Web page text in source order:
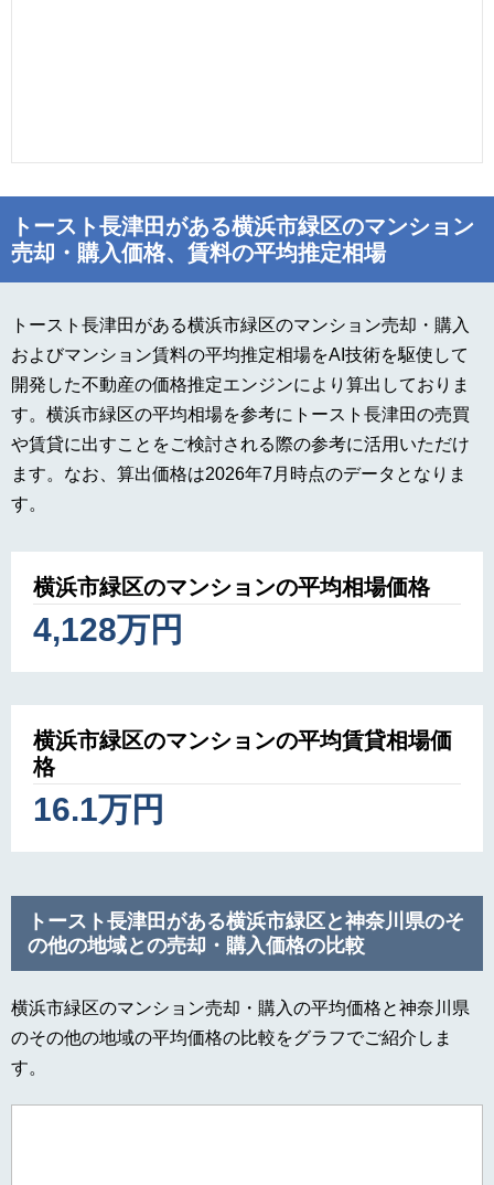
トースト長津田がある横浜市緑区のマンション
売却・購入価格、賃料の平均推定相場
トースト長津田がある横浜市緑区のマンション売却・購入
およびマンション賃料の平均推定相場をAI技術を駆使して
開発した不動産の価格推定エンジンにより算出しておりま
す。横浜市緑区の平均相場を参考にトースト長津田の売買
や賃貸に出すことをご検討される際の参考に活用いただけ
ます。なお、算出価格は2026年7月時点のデータとなりま
す。
横浜市緑区のマンションの平均相場価格
4,128万円
横浜市緑区のマンションの平均賃貸相場価
格
16.1万円
トースト長津田がある横浜市緑区と神奈川県のそ
の他の地域との売却・購入価格の比較
横浜市緑区のマンション売却・購入の平均価格と神奈川県
のその他の地域の平均価格の比較をグラフでご紹介しま
す。